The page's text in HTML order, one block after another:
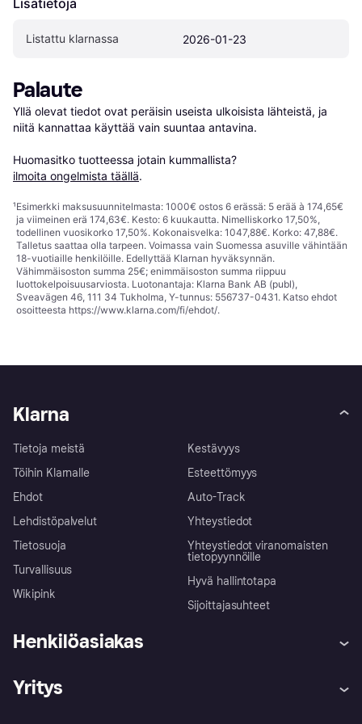
Lisätietoja
Listattu klarnassa 2026-01-23
Palaute
Yllä olevat tiedot ovat peräisin useista ulkoisista lähteistä, ja
niitä kannattaa käyttää vain suuntaa antavina.
Huomasitko tuotteessa jotain kummallista?
ilmoita ongelmista täällä.
¹Esimerkki maksusuunnitelmasta: 1000€ ostos 6 erässä: 5 erää à 174,65€
ja viimeinen erä 174,63€. Kesto: 6 kuukautta. Nimelliskorko 17,50%,
todellinen vuosikorko 17,50%. Kokonaisvelka: 1047,88€. Korko: 47,88€.
Talletus saattaa olla tarpeen. Voimassa vain Suomessa asuville vähintään
18-vuotiaille henkilöille. Edellyttää Klarnan hyväksynnän.
Vähimmäisoston summa 25€; enimmäisoston summa riippuu
luottokelpoisuusarviosta. Luotonantaja: Klarna Bank AB (publ),
Sveavägen 46, 111 34 Tukholma, Y-tunnus: 556737-0431. Katso ehdot
osoitteesta https://www.klarna.com/fi/ehdot/.
Klarna
Tietoja meistä
Töihin Klarnalle
Ehdot
Lehdistöpalvelut
Tietosuoja
Turvallisuus
Wikipink
Kestävyys
Esteettömyys
Auto-Track
Yhteystiedot
Yhteystiedot viranomaisten
tietopyynnöille
Hyvä hallintotapa
Sijoittajasuhteet
Henkilöasiakas
Ohje
Kirjaudu sisään
Yritys